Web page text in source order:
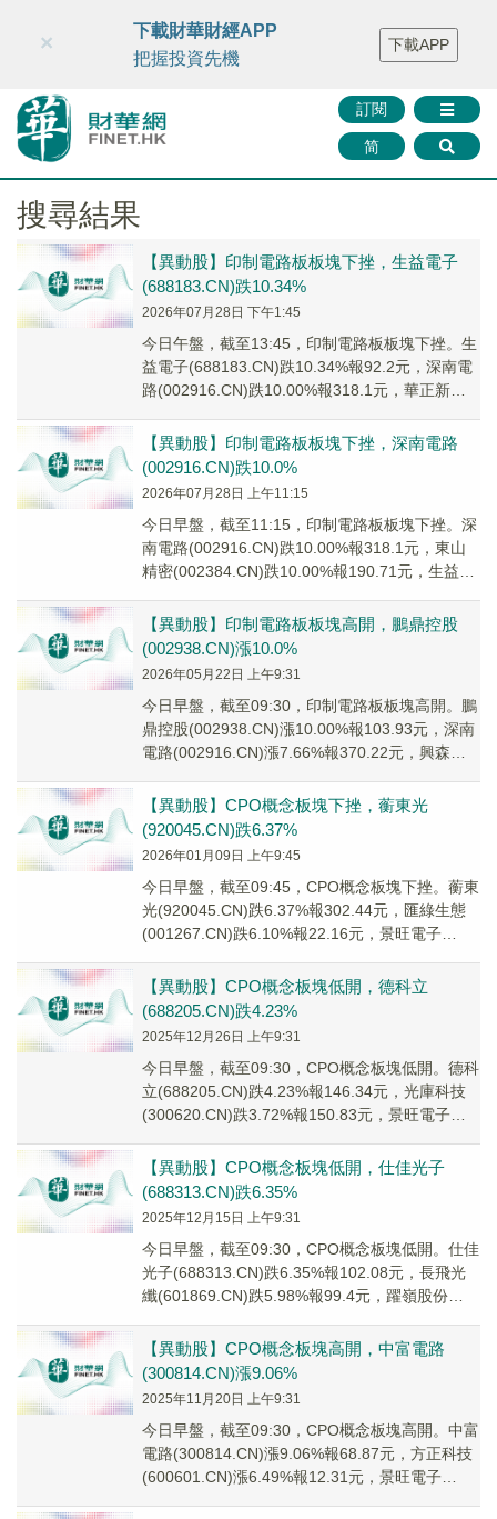
財華智庫網 FINTV FINMETA 財華證券 媒體矩陣
智庫沙龍
聯絡我們
訂閱
简
×
下載財華財經APP
把握投資先機
下載APP
搜尋結果
【異動股】印制電路板板塊下挫，生益電子
(688183.CN)跌10.34%
2026年07月28日 下午1:45
今日午盤，截至13:45，印制電路板板塊下挫。生
益電子(688183.CN)跌10.34%報92.2元，深南電
路(002916.CN)跌10.00%報318.1元，華正新材
【異動股】印制電路板板塊下挫，深南電路
(002916.CN)跌10.0%
2026年07月28日 上午11:15
今日早盤，截至11:15，印制電路板板塊下挫。深
南電路(002916.CN)跌10.00%報318.1元，東山
精密(002384.CN)跌10.00%報190.71元，生益科
【異動股】印制電路板板塊高開，鵬鼎控股
(002938.CN)漲10.0%
2026年05月22日 上午9:31
今日早盤，截至09:30，印制電路板板塊高開。鵬
鼎控股(002938.CN)漲10.00%報103.93元，深南
電路(002916.CN)漲7.66%報370.22元，興森科
【異動股】CPO概念板塊下挫，蘅東光
(920045.CN)跌6.37%
2026年01月09日 上午9:45
今日早盤，截至09:45，CPO概念板塊下挫。蘅東
光(920045.CN)跌6.37%報302.44元，匯綠生態
(001267.CN)跌6.10%報22.16元，景旺電子
【異動股】CPO概念板塊低開，德科立
(688205.CN)跌4.23%
2025年12月26日 上午9:31
今日早盤，截至09:30，CPO概念板塊低開。德科
立(688205.CN)跌4.23%報146.34元，光庫科技
(300620.CN)跌3.72%報150.83元，景旺電子
【異動股】CPO概念板塊低開，仕佳光子
(688313.CN)跌6.35%
2025年12月15日 上午9:31
今日早盤，截至09:30，CPO概念板塊低開。仕佳
光子(688313.CN)跌6.35%報102.08元，長飛光
纖(601869.CN)跌5.98%報99.4元，躍嶺股份
【異動股】CPO概念板塊高開，中富電路
(300814.CN)漲9.06%
2025年11月20日 上午9:31
今日早盤，截至09:30，CPO概念板塊高開。中富
電路(300814.CN)漲9.06%報68.87元，方正科技
(600601.CN)漲6.49%報12.31元，景旺電子